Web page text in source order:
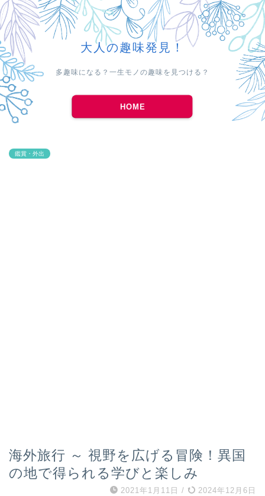
大人の趣味発見！
多趣味になる？一生モノの趣味を見つける？
HOME
鑑賞・外出
海外旅行 ～ 視野を広げる冒険！異国
の地で得られる学びと楽しみ
2021年1月11日 / 2024年12月6日